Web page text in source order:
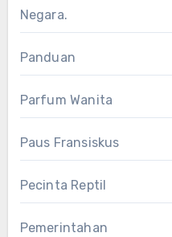
Negara.
Panduan
Parfum Wanita
Paus Fransiskus
Pecinta Reptil
Pemerintahan